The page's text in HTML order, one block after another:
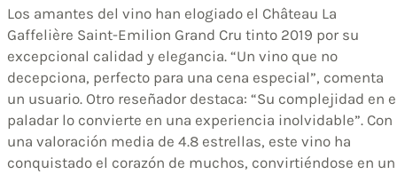
Los amantes del vino han elogiado el Château La
Gaffelière Saint-Emilion Grand Cru tinto 2019 por su
excepcional calidad y elegancia. “Un vino que no
decepciona, perfecto para una cena especial”, comenta
un usuario. Otro reseñador destaca: “Su complejidad en
paladar lo convierte en una experiencia inolvidable”. Con
una valoración media de 4.8 estrellas, este vino ha
conquistado el corazón de muchos, convirtiéndose en un